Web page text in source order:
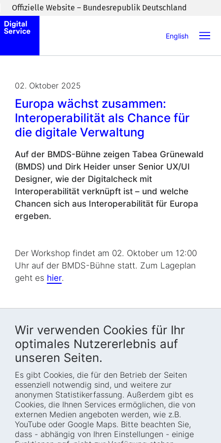
Wir verwenden Cookies für Ihr
optimales Nutzererlebnis auf
unseren Seiten.
Es gibt Cookies, die für den Betrieb der Seiten
essenziell notwendig sind, und weitere zur
anonymen Statistikerfassung. Außerdem gibt es
Cookies, die Ihnen Services ermöglichen, die von
externen Medien angeboten werden, wie z.B.
YouTube oder Google Maps. Bitte beachten Sie,
dass - abhängig von Ihren Einstellungen - einige
Zum Inhaltsbereich wechseln
Offizielle Website – Bundesrepublik Deutschland
English
02. Oktober 2025
Europa wächst zusammen:
Interoperabilität als Chance für
die digitale Verwaltung
Auf der BMDS-Bühne zeigen Tabea Grünewald
(BMDS) und Dirk Heider unser Senior UX/UI
Designer, wie der Digitalcheck mit
Interoperabilität verknüpft ist – und welche
Chancen sich aus Interoperabilität für Europa
ergeben.
Der Workshop findet am 02. Oktober um 12:00
Uhr auf der BMDS-Bühne statt. Zum Lageplan
geht es hier.
Startseite
Wer wir sind
Wie wir arbeiten
Projekte
Fellowships
Blog
Presse
Termine
Barrierefreiheit
Transparenz